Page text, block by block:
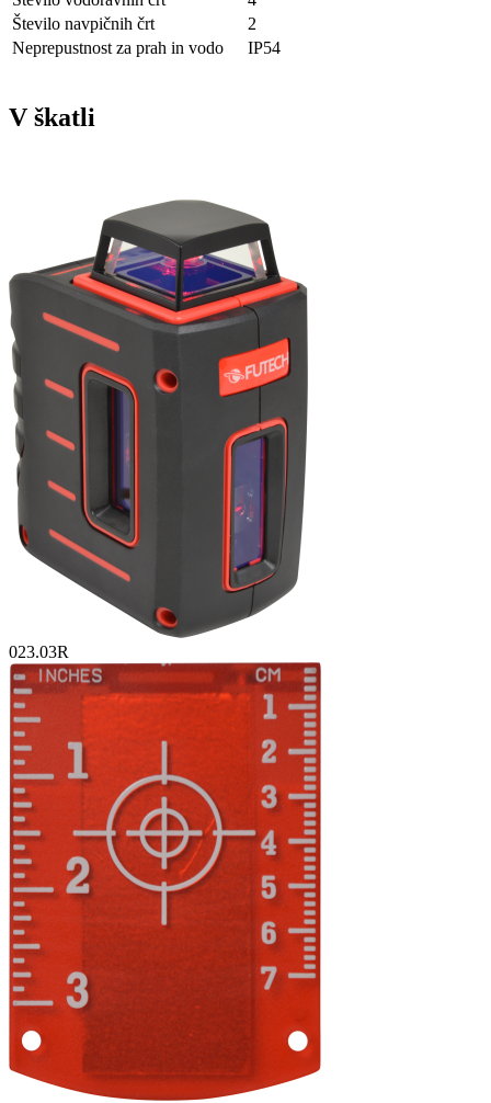
Število navpičnih črt
2
Neprepustnost za prah in vodo
IP54
V škatli
023.03R